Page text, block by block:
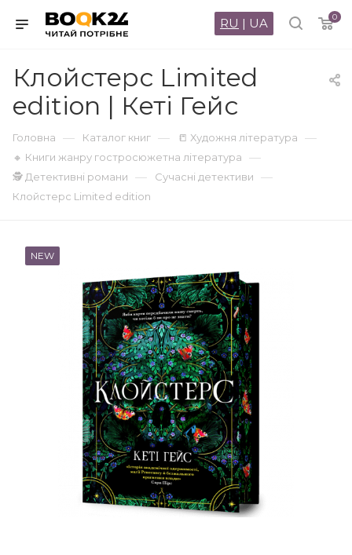
0
RU | UA
Клойстерс Limited
edition | Кеті Гейс
Головна — Каталог книг — 📒 Художня література —
🔸 Книги жанру гостросюжетна література —
🕵 Детективні романи — Сучасні детективи —
Клойстерс Limited edition
NEW